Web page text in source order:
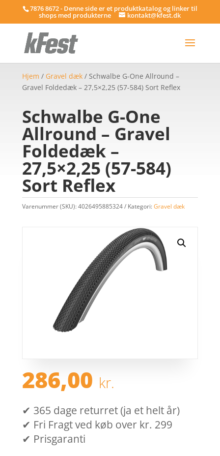
7876 8672 - Denne side er et produktkatalog og linker til
shops med produkterne kontakt@kfest.dk
Hjem / Gravel dæk/ Schwalbe G-One Allround –
Gravel Foldedæk – 27,5×2,25 (57-584) Sort Reflex
Schwalbe G-One
Allround – Gravel
Foldedæk –
27,5×2,25 (57-584)
Sort Reflex
Varenummer (SKU):4026495885324 Kategori:Gravel dæk
286,00 kr.
✔ 365 dage returret (ja et helt år)
✔ Fri Fragt ved køb over kr. 299
✔ Prisgaranti